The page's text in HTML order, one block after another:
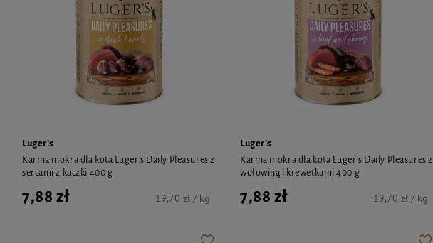
Luger's
Karma mokra dla kota Luger's Daily Pleasures z
sercami z kaczki 400 g
7,88 zł 19,70 zł / kg
Luger's
Karma mokra dla kota Luger's Daily Pleasures z
wołowiną i krewetkami 400 g
7,88 zł 19,70 zł / kg